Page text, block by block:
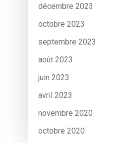
décembre 2023
octobre 2023
septembre 2023
août 2023
juin 2023
avril 2023
novembre 2020
octobre 2020